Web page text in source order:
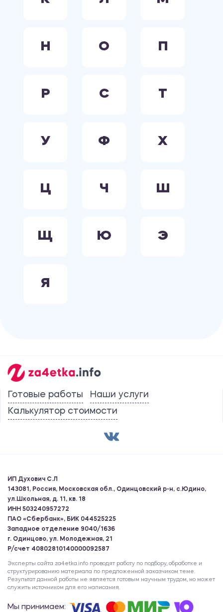
Н О П
Р С Т
У Ф Х
Ц Ч Ш
Щ Ю Э
Я
Готовые работы
Наши услуги
Калькулятор стоимости
ИП Духович С.Л
143081, Россия, Московская обл., Одинцовский р-н, с.Юдино,
ул.Школьная, д. 11, кв. 18
ИНН 503240957272
ПАО «Сбербанк», БИК 044525225
Западное отделение 9040/1636
г. Одинцово, ул. Молодежная, 21
Р/счет 40802810140000092587
Эксперты сайта za4etka.info проводят работу по подбору, обработке и
структурированию материала по предложенной заказчиком теме.
Результат данной работы не является готовым научным трудом, но может
служить источником для его написания.
Мы принимаем: